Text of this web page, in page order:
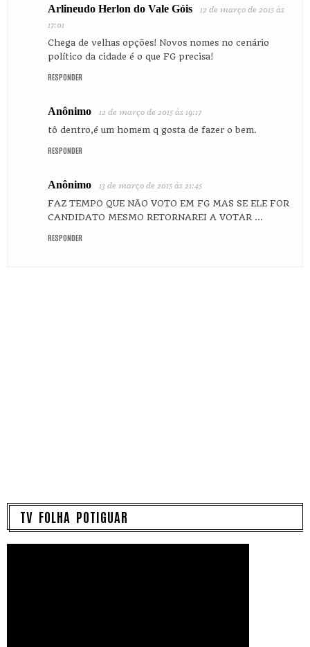
Arlineudo Herlon do Vale Góis
12 de março de 2015 às
17:01
Chega de velhas opções! Novos nomes no cenário
político da cidade é o que FG precisa!
RESPONDER
Anônimo 12 de março de 2015 às 19:17
tô dentro,é um homem q gosta de fazer o bem.
RESPONDER
Anônimo 13 de março de 2015 às 21:45
FAZ TEMPO QUE NÃO VOTO EM FG MAS SE ELE FOR
CANDIDATO MESMO RETORNAREI A VOTAR ...
RESPONDER
TV FOLHA POTIGUAR